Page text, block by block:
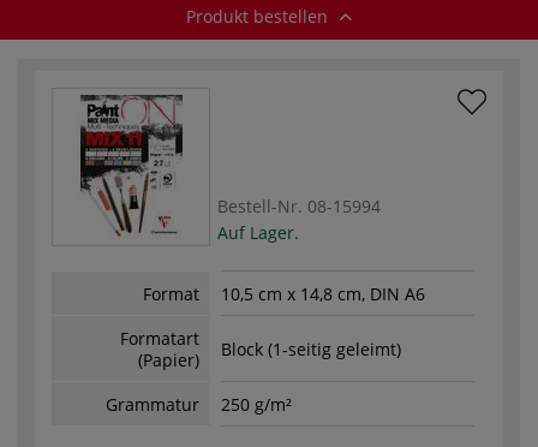
Produkt bestellen
Bestell-Nr. 08-15994
Auf Lager.
Format
10,5 cm x 14,8 cm, DIN A6
Formatart
(Papier)
Block (1-seitig geleimt)
Grammatur 250 g/m²